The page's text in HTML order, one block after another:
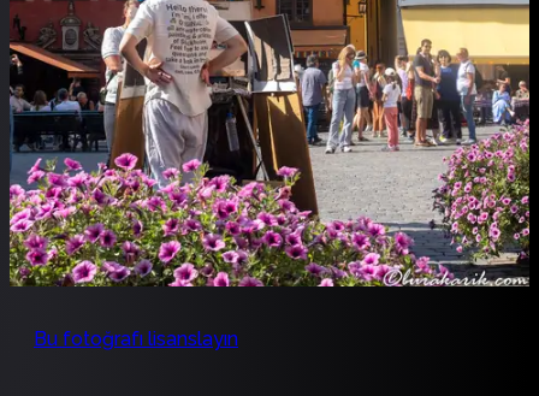
Bu fotoğrafı lisanslayın